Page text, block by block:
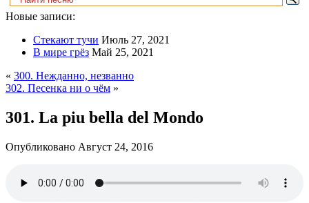
Новые записи:
Стекают тучи Июль 27, 2021
В мире грёз Май 25, 2021
« 300. Нежданно, незванно
302. Песенка ни о чём »
301. La piu bella del Mondo
Опубликовано Август 24, 2016